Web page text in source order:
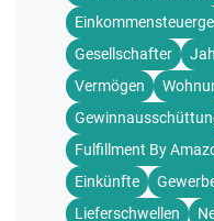
Gesellschafter
Vermögen
Fulfillment By
Einkünfte
Lieferschwellen